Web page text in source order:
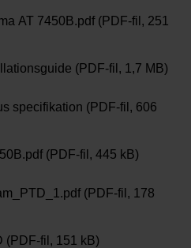
AT 7450B.pdf (PDF-fil, 251
(PDF-fil, 1,7 MB)
specifikation (PDF-fil, 606
(PDF-fil, 445 kB)
(PDF-fil, 178
(PDF-fil, 151 kB)